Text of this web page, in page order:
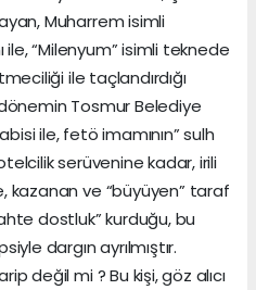
Muharrem isimli
ile, “Milenyum” isimli teknede
ile taçlandırdığı
Tosmur Belediye
ile, fetö imamının” sulh
serüvenine kadar, irili
kazanan ve “büyüyen” taraf
dostluk” kurduğu, bu
dargın ayrılmıştır.
değil mi ? Bu kişi, göz alıcı